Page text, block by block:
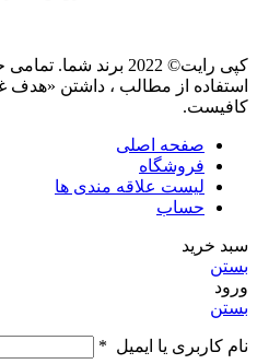
کپی رایت© 2022 برند
استفاده از مطالب ، داشتن «هدف
کافیست.
صفحه اصلی
فروشگاه
لیست علاقه مندی ها
حساب
سبد خرید
بستن
ورود
بستن
نام کاربری یا ایمیل *